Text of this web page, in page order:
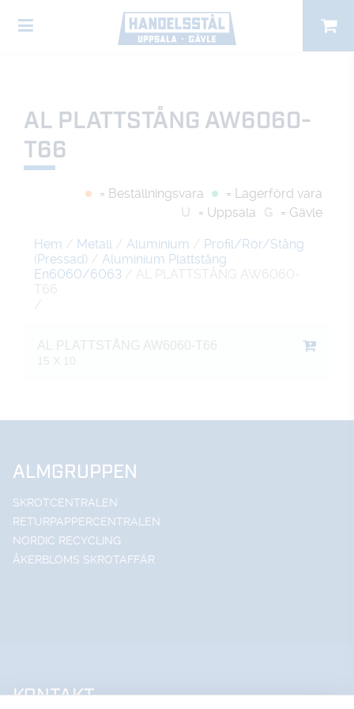
AL PLATTSTÅNG AW6060-
T66
= Beställningsvara
= Lagerförd vara
U
= Uppsala G = Gävle
Hem / Metall / Aluminium / Profil/Rör/Stång
(Pressad) / Aluminium Plattstång
En6060/6063 / AL PLATTSTÅNG AW6060-
T66
/
AL PLATTSTÅNG AW6060-T66
15 X 10
ALMGRUPPEN
SKROTCENTRALEN
RETURPAPPERCENTRALEN
NORDIC RECYCLING
ÅKERBLOMS SKROTAFFÄR
KONTAKT